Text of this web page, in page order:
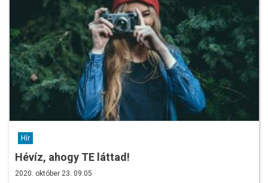
Hír
Hévíz, ahogy TE láttad!
2020. október 23. 09:05